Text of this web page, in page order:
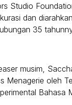
Studio
dan
35
musim,
Menagerie oleh
Bahasa